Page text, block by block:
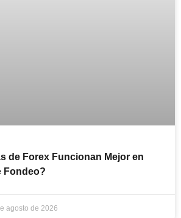
de Forex Funcionan Mejor en
Fondeo?
agosto de 2026